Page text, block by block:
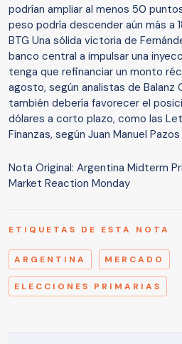
podrían ampliar al menos 50
peso podría descender aún más a
BTG Una sólida victoria de
banco central a impulsar una
tenga que refinanciar un monto
agosto, según analistas de Balanz
también debería favorecer el
dólares a corto plazo, como las
Finanzas, según Juan Manuel
Nota Original: Argentina Midterm
Market Reaction Monday
ETIQUETAS DE ESTA NOTA
ARGENTINA MERCADO
ELECCIONES PRIMARIAS